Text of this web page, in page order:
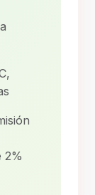
2%